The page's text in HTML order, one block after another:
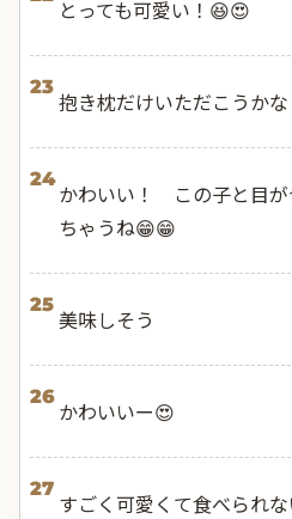
とっても可愛い！😆😍
23
抱き枕だけいただこうかな
24
かわいい！ この子と目が
ちゃうね😁😁
25
美味しそう
26
かわいいー😍
27
すごく可愛くて食べられ